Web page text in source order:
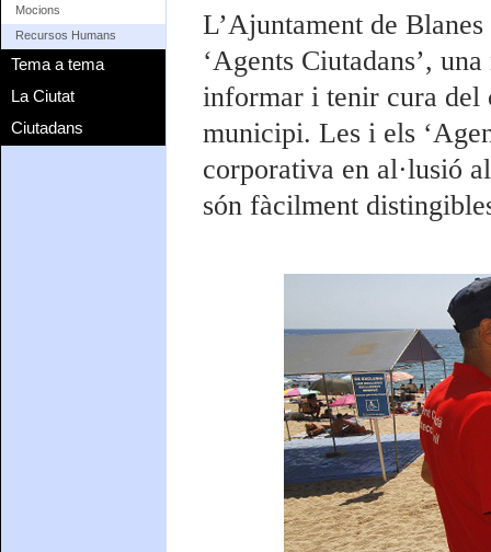
Mocions
Recursos Humans
Tema a tema
La Ciutat
Ciutadans
L’Ajuntament de
‘Agents Ciutadans’,
informar i tenir cura del
municipi. Les i els
corporativa en al·lusió
són fàcilment